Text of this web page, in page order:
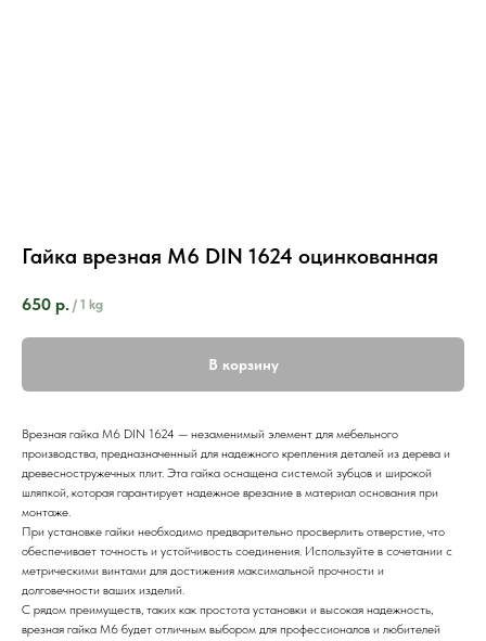
Гайка врезная М6 DIN 1624 оцинкованная
650 р. / 1 kg
В корзину
Врезная гайка М6 DIN 1624 — незаменимый элемент для мебельного
производства, предназначенный для надежного крепления деталей из дерева и
древесностружечных плит. Эта гайка оснащена системой зубцов и широкой
шляпкой, которая гарантирует надежное врезание в материал основания при
монтаже.
При установке гайки необходимо предварительно просверлить отверстие, что
обеспечивает точность и устойчивость соединения. Используйте в сочетании с
метрическими винтами для достижения максимальной прочности и
долговечности ваших изделий.
С рядом преимуществ, таких как простота установки и высокая надежность,
врезная гайка М6 будет отличным выбором для профессионалов и любителей